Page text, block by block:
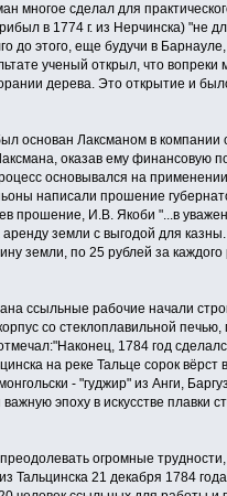
многое сделал для
в 1774 г. из Нерчинска) "не
до этого, еще буду­чи в
ученый от­крыл, что
де­рева. Это открытие и
основан Лаксманом в
оказав ему финансо­вую
основывался на
написали проше­ние
прошение, И.В. Якоби "...в
земли с выгодой для
земли, по 25 рублей за
ссыльные рабочие начали
со стеклоплавильной
1784 год
на реке Тальце сорок
- "гуджир" из Анги,
эпоху в искусстве плавки
огромные
Тальцинска 21 декабря 1784